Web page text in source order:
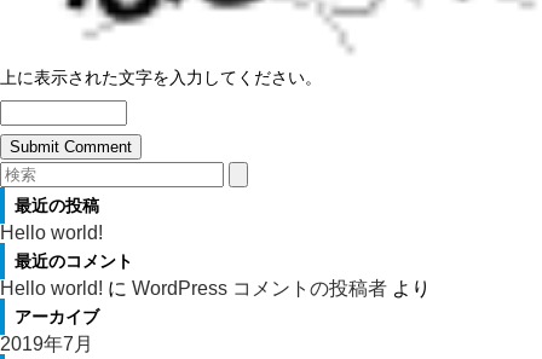
上に表示された文字を入力してください。
最近の投稿
Hello world!
最近のコメント
Hello world! に WordPress コメントの投稿者 より
アーカイブ
2019年7月